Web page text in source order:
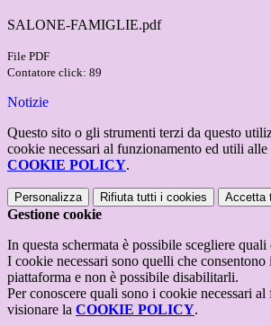
SALONE-FAMIGLIE.pdf
File PDF
Contatore click: 89
Notizie
Questo sito o gli strumenti terzi da questo
cookie necessari al funzionamento ed utili
COOKIE POLICY.
Personalizza Rifiuta tutti i cookies Accetta
Gestione cookie
In questa schermata è possibile scegliere
I cookie necessari sono quelli che
piattaforma e non è possibile disabilitarli.
Per conoscere quali sono i cookie necessari
visionare la COOKIE POLICY.